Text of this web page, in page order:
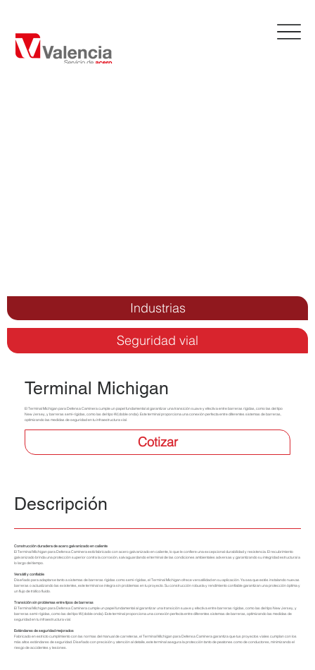
Seguridad vial
Industrias
Terminal Michigan
El Terminal Michigan para Defensa Caminera cumple un papel fundamental al garantizar una transición suave y efectiva entre barreras rígidas, como las del tipo
New Jersey, y barreras semi-rígidas, como las del tipo W (doble onda). Este terminal proporciona una conexión perfecta entre diferentes sistemas de barreras,
optimizando las medidas de seguridad en tu infraestructura vial.
Cotizar
Construcción duradera de acero galvanizado en caliente
El Terminal Michigan para Defensa Caminera está fabricado con acero galvanizado en caliente, lo que le confiere una excepcional durabilidad y resistencia. El recubrimiento
galvanizado brinda una protección superior contra la corrosión, salvaguardando el terminal de las condiciones ambientales adversas y garantizando su integridad estructural a
lo largo del tiempo.
Versátil y confiable
Diseñado para adaptarse tanto a sistemas de barreras rígidas como semi-rígidas, el Terminal Michigan ofrece versatilidad en su aplicación. Ya sea que estés instalando nuevas
barreras o actualizando las existentes, este terminal se integra sin problemas en tu proyecto. Su construcción robusta y rendimiento confiable garantizan una protección óptima y
un flujo de tráfico fluido.
Transición sin problemas entre tipos de barreras
El Terminal Michigan para Defensa Caminera cumple un papel fundamental al garantizar una transición suave y efectiva entre barreras rígidas, como las del tipo New Jersey, y
barreras semi-rígidas, como las del tipo W (doble onda). Este terminal proporciona una conexión perfecta entre diferentes sistemas de barreras, optimizando las medidas de
seguridad en tu infraestructura vial.
Estándares de seguridad mejorados
Fabricado en estricto cumplimiento con las normas del manual de carreteras, el Terminal Michigan para Defensa Caminera garantiza que tus proyectos viales cumplan con los
más altos estándares de seguridad. Diseñado con precisión y atención al detalle, este terminal asegura la protección tanto de peatones como de conductores, minimizando el
riesgo de accidentes y lesiones.
Descripción